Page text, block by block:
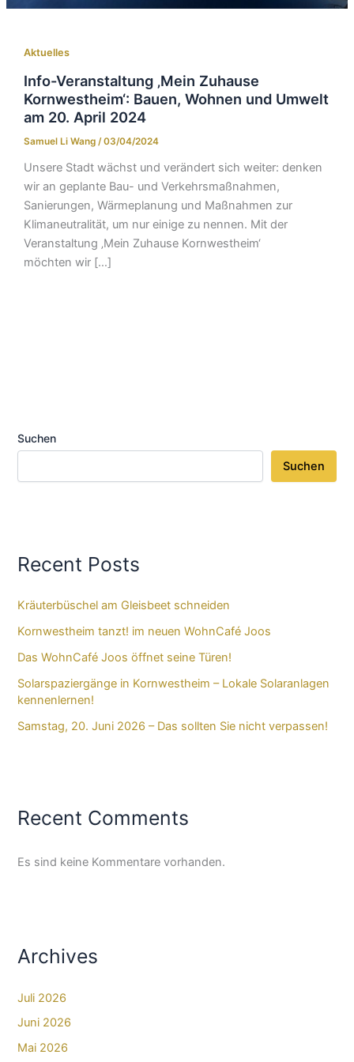
Aktuelles
Info-Veranstaltung ‚Mein Zuhause
Kornwestheim‘: Bauen, Wohnen und Umwelt
am 20. April 2024
Samuel Li Wang /03/04/2024
Unsere Stadt wächst und verändert sich weiter: denken
wir an geplante Bau- und Verkehrsmaßnahmen,
Sanierungen, Wärmeplanung und Maßnahmen zur
Klimaneutralität, um nur einige zu nennen. Mit der
Veranstaltung ‚Mein Zuhause Kornwestheim‘
möchten wir […]
Suchen
Suchen
Recent Posts
Kräuterbüschel am Gleisbeet schneiden
Kornwestheim tanzt! im neuen WohnCafé Joos
Das WohnCafé Joos öffnet seine Türen!
Solarspaziergänge in Kornwestheim – Lokale Solaranlagen
kennenlernen!
Samstag, 20. Juni 2026 – Das sollten Sie nicht verpassen!
Recent Comments
Es sind keine Kommentare vorhanden.
Archives
Juli 2026
Juni 2026
Mai 2026